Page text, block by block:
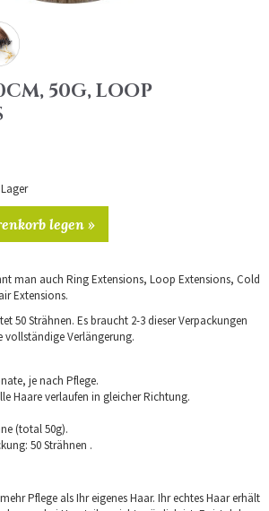
50G, LOOP
legen »
man auch Ring Extensions, Loop Extensions, Cold
Extensions.
50 Strähnen. Es braucht 2-3 dieser Verpackungen
vollständige Verlängerung.
je nach Pflege.
Haare verlaufen in gleicher Richtung.
(total 50g).
50 Strähnen .
Pflege als Ihr eigenes Haar. Ihr echtes Haar erhält